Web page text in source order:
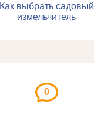
Как выбрать садовый
измельчитель
0